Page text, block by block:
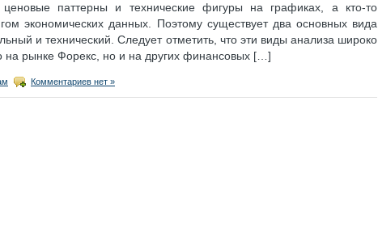
ценовые паттерны и технические фигуры на графиках, а кто-то
экономических данных. Поэтому существует два основных вида
и технический. Следует отметить, что эти виды анализа широко
на рынке Форекс, но и на других финансовых […]
Комментариев нет »